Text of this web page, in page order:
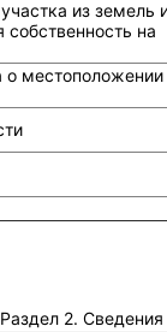
из земель
на
о местоположении
Раздел 2.